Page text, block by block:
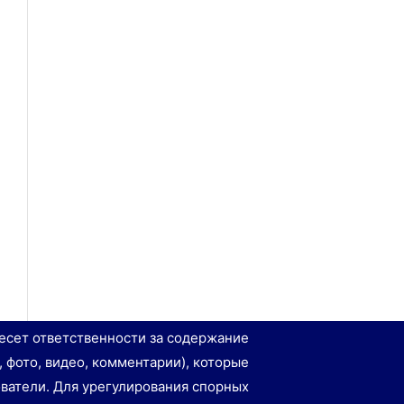
ответственности за содержание
фото, видео, комментарии), которые
Для урегулирования спорных